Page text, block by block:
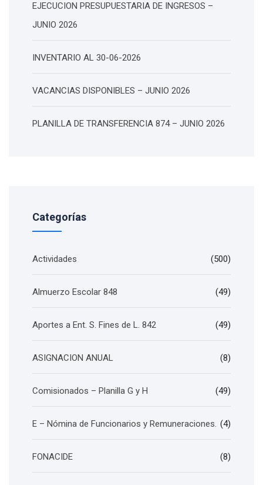
EJECUCION PRESUPUESTARIA DE INGRESOS –
JUNIO 2026
INVENTARIO AL 30-06-2026
VACANCIAS DISPONIBLES – JUNIO 2026
PLANILLA DE TRANSFERENCIA 874 – JUNIO 2026
Categorías
Actividades (500)
Almuerzo Escolar 848 (49)
Aportes a Ent. S. Fines de L. 842 (49)
ASIGNACION ANUAL (8)
Comisionados – Planilla G y H (49)
E – Nómina de Funcionarios y Remuneraciones. (4)
FONACIDE (8)